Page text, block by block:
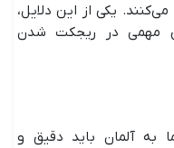
یکی از این دلایل،
مهمی در ریجکت شدن
به آلمان باید دقیق و